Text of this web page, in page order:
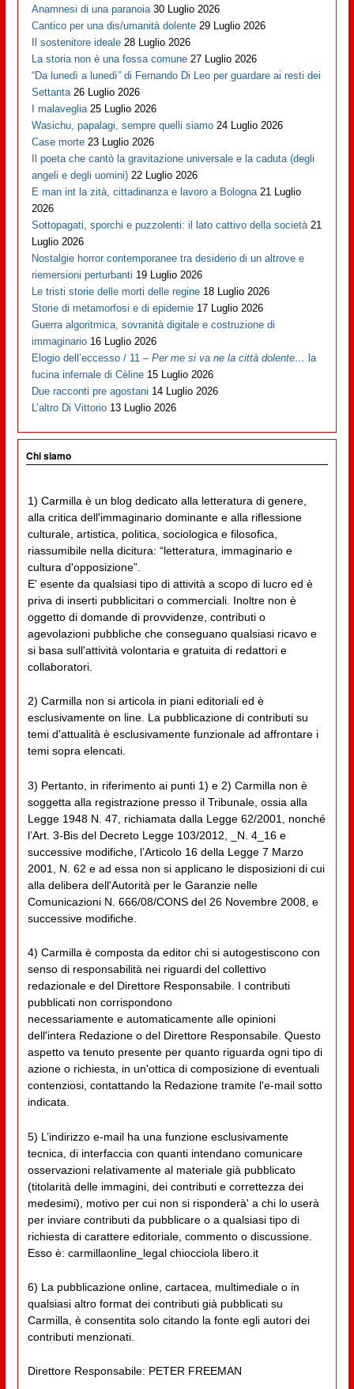
Anamnesi di una paranoia 30 Luglio 2026
Cantico per una dis/umanità dolente 29 Luglio 2026
Il sostenitore ideale 28 Luglio 2026
La storia non è una fossa comune 27 Luglio 2026
“Da lunedì a lunedì” di Fernando Di Leo per guardare ai resti dei
Settanta 26 Luglio 2026
I malaveglia 25 Luglio 2026
Wasichu, papalagi, sempre quelli siamo 24 Luglio 2026
Case morte 23 Luglio 2026
Il poeta che cantò la gravitazione universale e la caduta (degli
angeli e degli uomini) 22 Luglio 2026
E man int la zità, cittadinanza e lavoro a Bologna 21 Luglio
2026
Sottopagati, sporchi e puzzolenti: il lato cattivo della società 21
Luglio 2026
Nostalgie horror contemporanee tra desiderio di un altrove e
riemersioni perturbanti 19 Luglio 2026
Le tristi storie delle morti delle regine 18 Luglio 2026
Storie di metamorfosi e di epidemie 17 Luglio 2026
Guerra algoritmica, sovranità digitale e costruzione di
immaginario 16 Luglio 2026
Elogio dell’eccesso / 11 –Per me si va ne la città dolente… la
fucina infernale di Cèline 15 Luglio 2026
Due racconti pre agostani 14 Luglio 2026
L’altro Di Vittorio 13 Luglio 2026
Chi siamo
1) Carmilla è un blog dedicato alla letteratura di genere,
alla critica dell'immaginario dominante e alla riflessione
culturale, artistica, politica, sociologica e filosofica,
riassumibile nella dicitura: “letteratura, immaginario e
cultura d'opposizione”.
E' esente da qualsiasi tipo di attività a scopo di lucro ed è
priva di inserti pubblicitari o commerciali. Inoltre non è
oggetto di domande di provvidenze, contributi o
agevolazioni pubbliche che conseguano qualsiasi ricavo e
si basa sull'attività volontaria e gratuita di redattori e
collaboratori.
2) Carmilla non si articola in piani editoriali ed è
esclusivamente on line. La pubblicazione di contributi su
temi d'attualità è esclusivamente funzionale ad affrontare i
temi sopra elencati.
3) Pertanto, in riferimento ai punti 1) e 2) Carmilla non è
soggetta alla registrazione presso il Tribunale, ossia alla
Legge 1948 N. 47, richiamata dalla Legge 62/2001, nonché
l’Art. 3-Bis del Decreto Legge 103/2012, _N. 4_16 e
successive modifiche, l’Articolo 16 della Legge 7 Marzo
2001, N. 62 e ad essa non si applicano le disposizioni di cui
alla delibera dell'Autorità per le Garanzie nelle
Comunicazioni N. 666/08/CONS del 26 Novembre 2008, e
successive modifiche.
4) Carmilla è composta da editor chi si autogestiscono con
senso di responsabilità nei riguardi del collettivo
redazionale e del Direttore Responsabile. I contributi
pubblicati non corrispondono
necessariamente e automaticamente alle opinioni
dell'intera Redazione o del Direttore Responsabile. Questo
aspetto va tenuto presente per quanto riguarda ogni tipo di
azione o richiesta, in un'ottica di composizione di eventuali
contenziosi, contattando la Redazione tramite l'e-mail sotto
indicata.
5) L’indirizzo e-mail ha una funzione esclusivamente
tecnica, di interfaccia con quanti intendano comunicare
osservazioni relativamente al materiale già pubblicato
(titolarità delle immagini, dei contributi e correttezza dei
medesimi), motivo per cui non si risponderà' a chi lo userà
per inviare contributi da pubblicare o a qualsiasi tipo di
richiesta di carattere editoriale, commento o discussione.
Esso è: carmillaonline_legal chiocciola libero.it
6) La pubblicazione online, cartacea, multimediale o in
qualsiasi altro format dei contributi già pubblicati su
Carmilla, è consentita solo citando la fonte egli autori dei
contributi menzionati.
Direttore Responsabile: PETER FREEMAN